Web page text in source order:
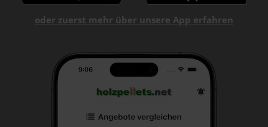
oder zuerst mehr über unsere App erfahren